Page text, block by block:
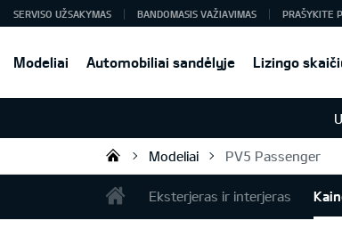
Modeliai Automobiliai sandėlyje Lizingo
SERVISO UŽSAKYMAS BANDOMASIS VAŽIAVIMAS PRAŠYKITE
UAB „Kia Auto“
Modeliai PV5 Passenger
Eksterjeras ir interjeras